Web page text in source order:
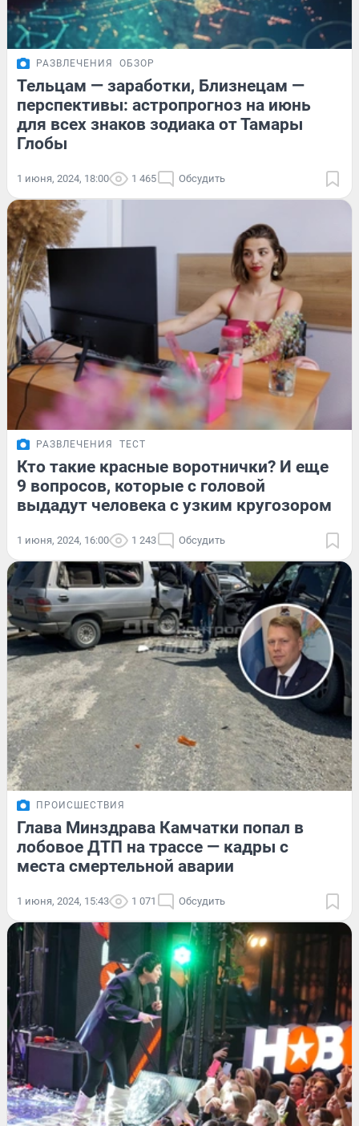
РАЗВЛЕЧЕНИЯ ОБЗОР
Тельцам — заработки, Близнецам —
перспективы: астропрогноз на июнь
для всех знаков зодиака от Тамары
Глобы
1 июня, 2024, 18:00 1 465 Обсудить
РАЗВЛЕЧЕНИЯ ТЕСТ
Кто такие красные воротнички? И еще
9 вопросов, которые с головой
выдадут человека с узким кругозором
1 июня, 2024, 16:00 1 243 Обсудить
ПРОИСШЕСТВИЯ
Глава Минздрава Камчатки попал в
лобовое ДТП на трассе — кадры с
места смертельной аварии
1 июня, 2024, 15:43 1 071 Обсудить